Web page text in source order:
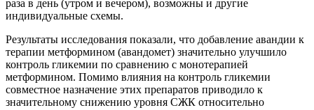
раза в день (утром и вечером), возможны и другие
индивидуальные схемы.
Результаты исследования показали, что добавление авандии к
терапии метформином (авандомет) значительно улучшило
контроль гликемии по сравнению с монотерапией
метформином. Помимо влияния на контроль гликемии
совместное назначение этих препаратов приводило к
значительному снижению уровня СЖК относительно